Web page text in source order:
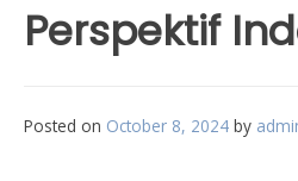
Perspektif
Posted on October 8, 2024 by